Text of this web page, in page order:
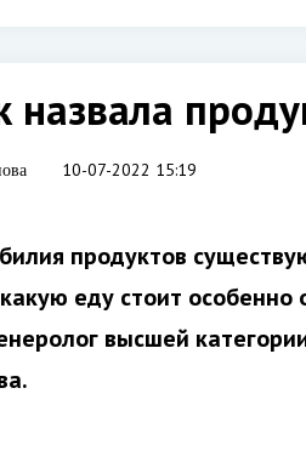
назвала
10-07-2022 15:19
продуктов
еду стоит особенно
высшей